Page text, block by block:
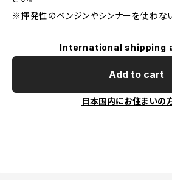
※揮発性のベンジンやシンナーを使わない
International shipping
Add to cart
日本国内にお住まいの